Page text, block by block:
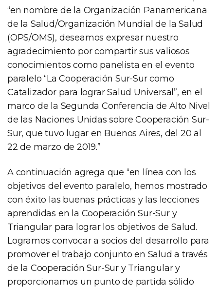
“en nombre de la Organización Panamericana
de la Salud/Organización Mundial de la Salud
(OPS/OMS), deseamos expresar nuestro
agradecimiento por compartir sus valiosos
conocimientos como panelista en el evento
paralelo “La Cooperación Sur-Sur como
Catalizador para lograr Salud Universal”, en el
marco de la Segunda Conferencia de Alto Nivel
de las Naciones Unidas sobre Cooperación Sur-
Sur, que tuvo lugar en Buenos Aires, del 20 al
22 de marzo de 2019.”
A continuación agrega que “en línea con los
objetivos del evento paralelo, hemos mostrado
con éxito las buenas prácticas y las lecciones
aprendidas en la Cooperación Sur-Sur y
Triangular para lograr los objetivos de Salud.
Logramos convocar a socios del desarrollo para
promover el trabajo conjunto en Salud a través
de la Cooperación Sur-Sur y Triangular y
proporcionamos un punto de partida sólido